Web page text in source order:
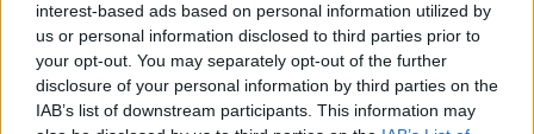
interest-based ads based on personal information utilized by
us or personal information disclosed to third parties prior to
your opt-out. You may separately opt-out of the further
disclosure of your personal information by third parties on the
IAB’s list of downstream participants. This information may